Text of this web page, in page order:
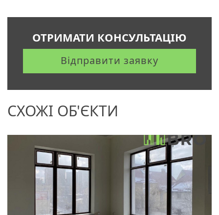
ОТРИМАТИ КОНСУЛЬТАЦІЮ
Відправити заявку
СХОЖІ ОБ'ЄКТИ